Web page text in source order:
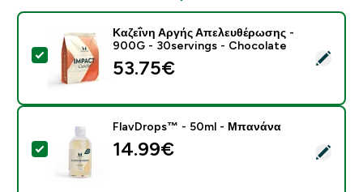
Select this product - Καζεΐνη Αργής
Καζεΐνη Αργής Απελευθέρωσης -
900G - 30servings - Chocolate
53.75€‎
Select this product - FlavDrops™ - 50ml - Μπανάνα
FlavDrops™ - 50ml - Μπανάνα
14.99€‎